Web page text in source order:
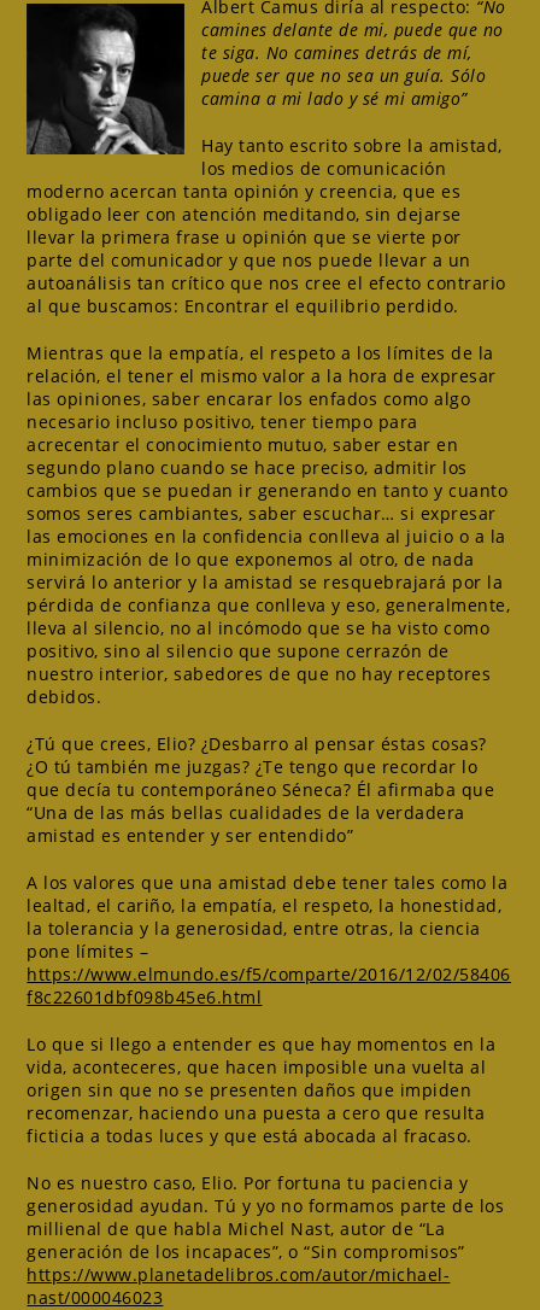
Albert Camus diría al respecto: “No
camines delante de mi, puede que no
te siga. No camines detrás de mí,
puede ser que no sea un guía. Sólo
camina a mi lado y sé mi amigo”
Hay tanto escrito sobre la amistad,
los medios de comunicación
moderno acercan tanta opinión y creencia, que es
obligado leer con atención meditando, sin dejarse
llevar la primera frase u opinión que se vierte por
parte del comunicador y que nos puede llevar a un
autoanálisis tan crítico que nos cree el efecto contrario
al que buscamos: Encontrar el equilibrio perdido.
Mientras que la empatía, el respeto a los límites de la
relación, el tener el mismo valor a la hora de expresar
las opiniones, saber encarar los enfados como algo
necesario incluso positivo, tener tiempo para
acrecentar el conocimiento mutuo, saber estar en
segundo plano cuando se hace preciso, admitir los
cambios que se puedan ir generando en tanto y cuanto
somos seres cambiantes, saber escuchar… si expresar
las emociones en la confidencia conlleva al juicio o a la
minimización de lo que exponemos al otro, de nada
servirá lo anterior y la amistad se resquebrajará por la
pérdida de confianza que conlleva y eso, generalmente,
lleva al silencio, no al incómodo que se ha visto como
positivo, sino al silencio que supone cerrazón de
nuestro interior, sabedores de que no hay receptores
debidos.
¿Tú que crees, Elio? ¿Desbarro al pensar éstas cosas?
¿O tú también me juzgas? ¿Te tengo que recordar lo
que decía tu contemporáneo Séneca? Él afirmaba que
“Una de las más bellas cualidades de la verdadera
amistad es entender y ser entendido”
A los valores que una amistad debe tener tales como la
lealtad, el cariño, la empatía, el respeto, la honestidad,
la tolerancia y la generosidad, entre otras, la ciencia
pone límites –
https://www.elmundo.es/f5/comparte/2016/12/02/58406
f8c22601dbf098b45e6.html
Lo que si llego a entender es que hay momentos en la
vida, aconteceres, que hacen imposible una vuelta al
origen sin que no se presenten daños que impiden
recomenzar, haciendo una puesta a cero que resulta
ficticia a todas luces y que está abocada al fracaso.
No es nuestro caso, Elio. Por fortuna tu paciencia y
generosidad ayudan. Tú y yo no formamos parte de los
millienal de que habla Michel Nast, autor de “La
generación de los incapaces”, o “Sin compromisos”
https://www.planetadelibros.com/autor/michael-
nast/000046023